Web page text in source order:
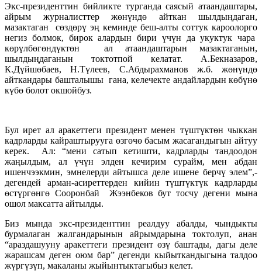
Экс-президенттин бийликте турганда саясый атаандаштары,
айрым журналисттер жөнүндө айткан шылдыңдаган,
мазактаган сөздөрү эң кеминде беш-алты соттук кароолорго
негиз болмок, бирок алардын бири үчүн да укуктук чара
көрүлбөгөндүктөн ал атаандаштарын мазактаганын,
шылдыңдаганын токтотпой келатат. А.Бекназаров,
К.Дүйшөбаев, Н.Түлеев, С.Абдырахманов ж.б. жөнүндө
айткандары башталышы гана, келечекте андайлардын көбүнө
күбө болот окшойбуз.
Бул ирет ал аракеттеги президент менен түштүктөн чыккан
кадрларды кайраштырууга өзгөчө басым жасагандыгын айтуу
керек. Ал: “мени сатып кетишти, кадрларды тандоодон
жаңылдым, ал үчүн элден кечирим сурайм, мен абдан
ишенчээкмин, эмнелерди айтышса деле ишене берчү элем”,-
дегендей арман-асиреттерден кийин түштүктүк кадрларды
өстүргөнгө Сооронбай Жээнбеков бут тосчу дегени мына
ошол максатта айтылды.
Биз мында экс-президенттин реалдуу абалды, чындыкты
бурмалаган жалгандарынын айрымдарына токтолуп, анан
“араздашууну аракеттеги президент өзү баштады, дагы деле
жарашсам деген оюм бар” дегенди кыйыткандыгына талдоо
жүргүзүп, макаланы жыйынтыктагыбыз келет.